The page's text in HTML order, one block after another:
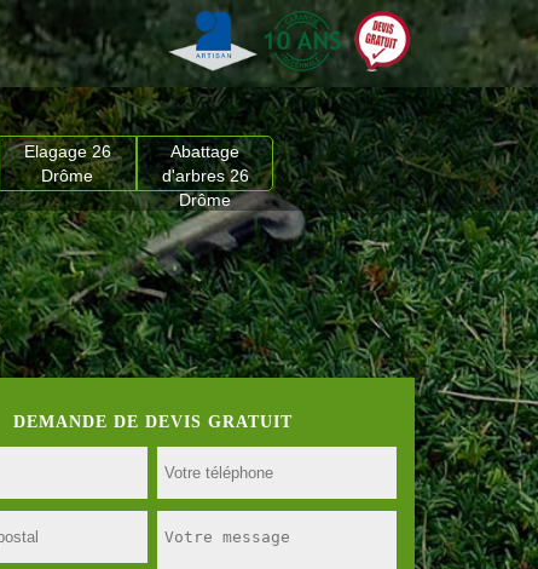
Elagage 26
Drôme
Abattage
d'arbres 26
Drôme
DEMANDE DE DEVIS GRATUIT